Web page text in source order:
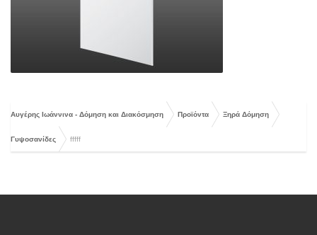
Αυγέρης Ιωάννινα - Δόμηση και Διακόσμηση Προϊόντα Ξηρά Δόμηση
Γυψοσανίδες fffff